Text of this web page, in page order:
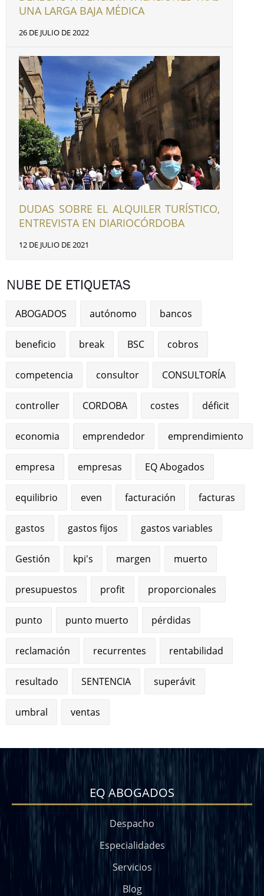
UNA LARGA BAJA MÉDICA
26 DE JULIO DE 2022
DUDAS SOBRE EL ALQUILER TURÍSTICO,
ENTREVISTA EN DIARIOCÓRDOBA
12 DE JULIO DE 2021
NUBE DE ETIQUETAS
ABOGADOS autónomo bancos
beneficio break BSC cobros
competencia consultor CONSULTORÍA
controller CORDOBA costes déficit
economia emprendedor emprendimiento
empresa empresas EQ Abogados
equilibrio even facturación facturas
gastos gastos fijos gastos variables
Gestión kpi's margen muerto
presupuestos profit proporcionales
punto punto muerto pérdidas
reclamación recurrentes rentabilidad
resultado SENTENCIA superávit
umbral ventas
EQ ABOGADOS
Despacho
Especialidades
Servicios
Blog